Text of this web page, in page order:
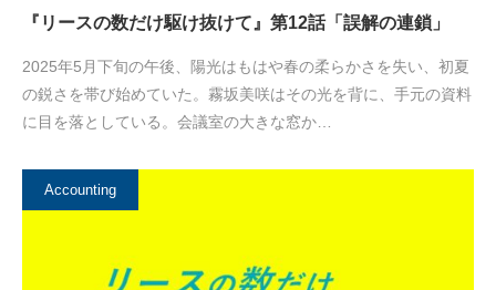
『リースの数だけ駆け抜けて』第12話「誤解の連鎖」
2025年5月下旬の午後、陽光はもはや春の柔らかさを失い、初夏
の鋭さを帯び始めていた。霧坂美咲はその光を背に、手元の資料
に目を落としている。会議室の大きな窓か…
Accounting